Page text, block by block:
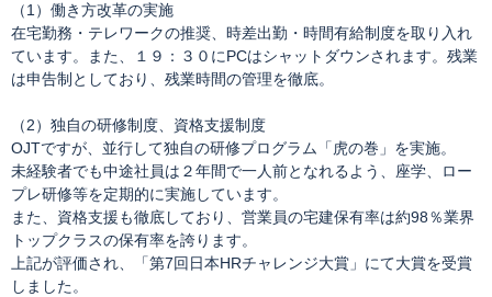
（1）働き方改革の実施
在宅勤務・テレワークの推奨、時差出勤・時間有給制度を取り入れ
ています。また、１９：３０にPCはシャットダウンされます。残業
は申告制としており、残業時間の管理を徹底。
（2）独自の研修制度、資格支援制度
OJTですが、並行して独自の研修プログラム「虎の巻」を実施。
未経験者でも中途社員は２年間で一人前となれるよう、座学、ロー
プレ研修等を定期的に実施しています。
また、資格支援も徹底しており、営業員の宅建保有率は約98％業界
トップクラスの保有率を誇ります。
上記が評価され、「第7回日本HRチャレンジ大賞」にて大賞を受賞
しました。